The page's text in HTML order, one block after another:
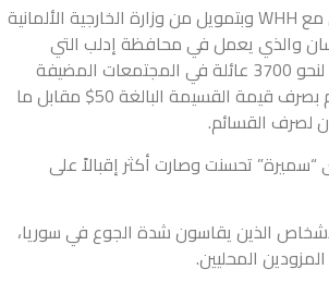
في نهاية عام 2017 أطلقت مؤسسة إحسان للإغاثة والتنمية بالتعاون مع WHH وبتمويل من وزارة الخارجية الألمانية
والذي يعمل في محافظة إدلب التي
تستضيف عددا كبيرا من النازحين بتوزيع القسائم الغذائية بشكل شهري لنحو 3700 عائلة في المجتمعات المضيفة
للنازحين. وتتيح القسيمة الغذائية المقدمة للعوائل المستحقة أن تقوم بصرف قيمة القسيمة البالغة 50$ مقابل ما
لصرف القسائم.
“سميرة” تحسنت وصارت أكثر إقبالاً على
الذين يقاسون شدة الجوع في سوريا،
المحليين.